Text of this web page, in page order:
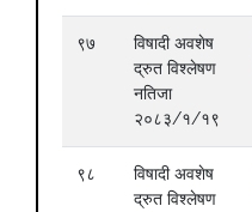
९७
विषादी अवशेष
द्रुत विश्लेषण
नतिजा
२०८३/१/१९
९८
विषादी अवशेष
द्रुत विश्लेषण